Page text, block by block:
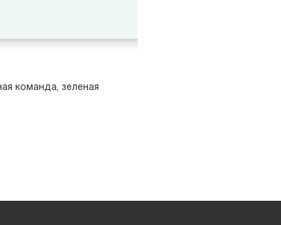
команда, зеленая